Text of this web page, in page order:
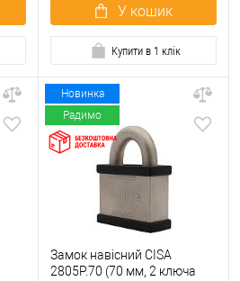
У кошик
Купити в 1 клік
Новинка
Радимо
Замок навісний CISA
2805P.70 (70 мм, 2 ключа